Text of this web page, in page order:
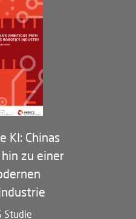
MERICS
Program
KI: Chinas
zu einer
Studie